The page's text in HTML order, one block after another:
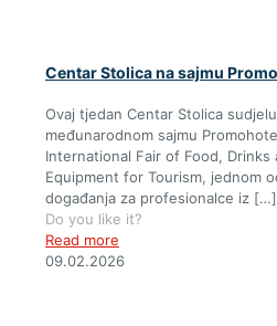
Centar Stolica na sajmu
Ovaj tjedan Centar Stolica
međunarodnom sajmu
International Fair of Food, Drinks
Equipment for Tourism, jednom
događanja za profesionalce iz […]
Do you like it?
Read more
09.02.2026